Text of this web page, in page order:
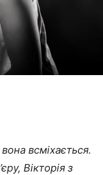
всміхається.
Вікторія з